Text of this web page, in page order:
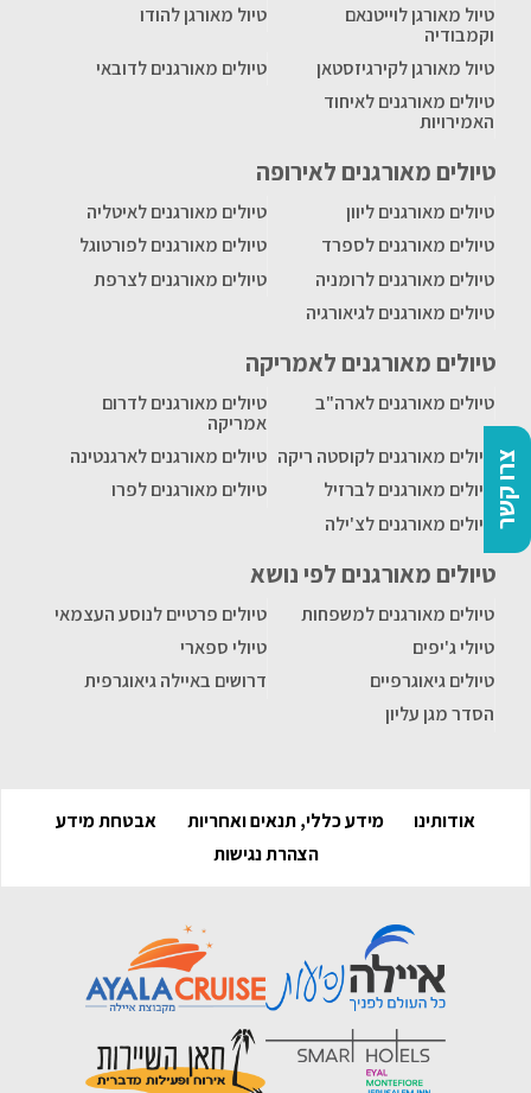
צרו קשר
טיול מאורגן לוייטנאם
וקמבודיה
טיול מאורגן להודו
טיול מאורגן לקירגיזסטאן
טיולים מאורגנים לדובאי
טיולים מאורגנים לאיחוד
האמירויות
טיולים מאורגנים לאירופה
טיולים מאורגנים ליוון
טיולים מאורגנים לאיטליה
טיולים מאורגנים לספרד
טיולים מאורגנים לפורטוגל
טיולים מאורגנים לרומניה
טיולים מאורגנים לצרפת
טיולים מאורגנים לגיאורגיה
טיולים מאורגנים לאמריקה
טיולים מאורגנים לארה"ב
טיולים מאורגנים לדרום
אמריקה
טיולים מאורגנים לקוסטה ריקה טיולים מאורגנים לארגנטינה
טיולים מאורגנים לברזיל
טיולים מאורגנים לפרו
טיולים מאורגנים לצ'ילה
טיולים מאורגנים לפי נושא
טיולים מאורגנים למשפחות
טיולים פרטיים לנוסע העצמאי
טיולי ג'יפים
טיולי ספארי
טיולים גיאוגרפיים
דרושים באיילה גיאוגרפית
הסדר מגן עליון
אודותינו מידע כללי, תנאים ואחריות
אבטחת מידע
הצהרת נגישות